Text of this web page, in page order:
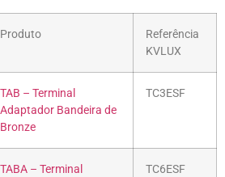
Produto
Referência
KVLUX
TAB – Terminal
Adaptador Bandeira de
Bronze
TC3ESF
TABA – Terminal
TC6ESF